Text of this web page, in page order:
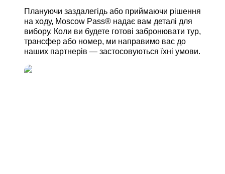
Плануючи заздалегідь або приймаючи рішення
на ходу, Moscow Pass® надає вам деталі для
вибору. Коли ви будете готові забронювати тур,
трансфер або номер, ми направимо вас до
наших партнерів — застосовуються їхні умови.